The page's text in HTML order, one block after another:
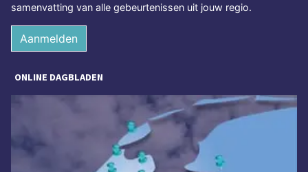
samenvatting van alle gebeurtenissen uit jouw regio.
Aanmelden
ONLINE DAGBLADEN